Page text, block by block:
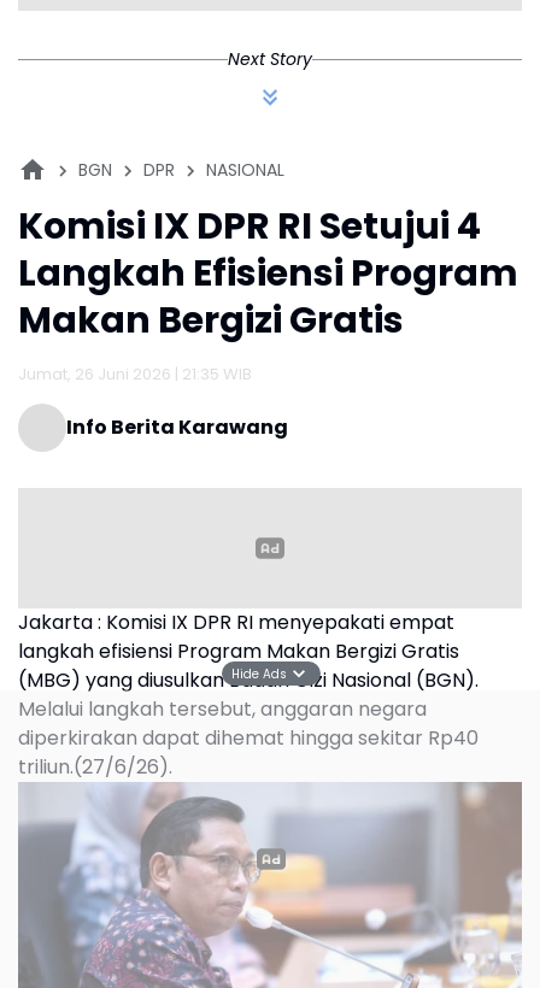
Next Story
BGN DPR NASIONAL
Komisi IX DPR RI Setujui 4
Langkah Efisiensi Program
Makan Bergizi Gratis
Jumat, 26 Juni 2026 | 21:35 WIB
Info Berita Karawang
Jakarta : Komisi IX DPR RI menyepakati empat
langkah efisiensi Program Makan Bergizi Gratis
(MBG) yang diusulkan Badan Gizi Nasional (BGN).
Melalui langkah tersebut, anggaran negara
diperkirakan dapat dihemat hingga sekitar Rp40
triliun.(27/6/26).
Hide Ads